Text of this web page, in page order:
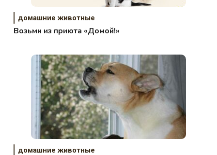
домашние животные
Возьми из приюта «Домой!»
домашние животные